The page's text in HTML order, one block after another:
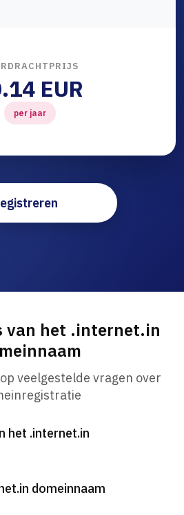
EUR
per jaar
van het .internet.in
veelgestelde vragen over
het .internet.in
domeinnaam